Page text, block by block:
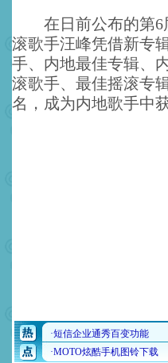
在日前公布的第6
滚歌手汪峰凭借新专
手、内地最佳专辑、
滚歌手、最佳摇滚专
名，成为内地歌手中